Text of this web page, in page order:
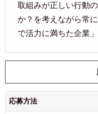
取組みが正しい行動
か？を考えながら常
で活力に満ちた企業
応募方法